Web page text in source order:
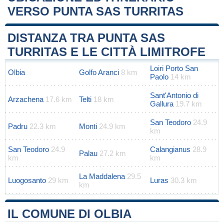
VERSO PUNTA SAS TURRITAS
+
−
Leaflet|Map data ©OpenStreetMap
DISTANZA TRA PUNTA SAS
TURRITAS E LE CITTÀ LIMITROFE
Olbia Golfo Aranci 8 km
Loiri Porto San
Paolo 14 km
Arzachena 17.6 km Telti 18 km
Sant'Antonio di
Gallura 19.7 km
Padru 22.3 km Monti 24.9 km San Teodoro 24.9
km
San Teodoro 24.9
km
Palau 27.2 km Calangianus 28.9
km
Luogosanto 29 km La Maddalena 29.5
km
Luras 30.3 km
IL COMUNE DI OLBIA